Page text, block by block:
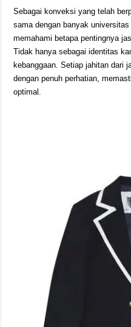
Sebagai konveksi yang telah
sama dengan banyak
memahami betapa pentingnya
Tidak hanya sebagai identitas
kebanggaan. Setiap jahitan dari
dengan penuh perhatian,
optimal.